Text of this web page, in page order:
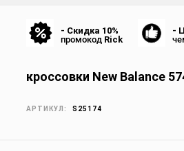
- Скидка 10%
промокод Rick
-
кроссовки New Balance
АРТИКУЛ: S25174